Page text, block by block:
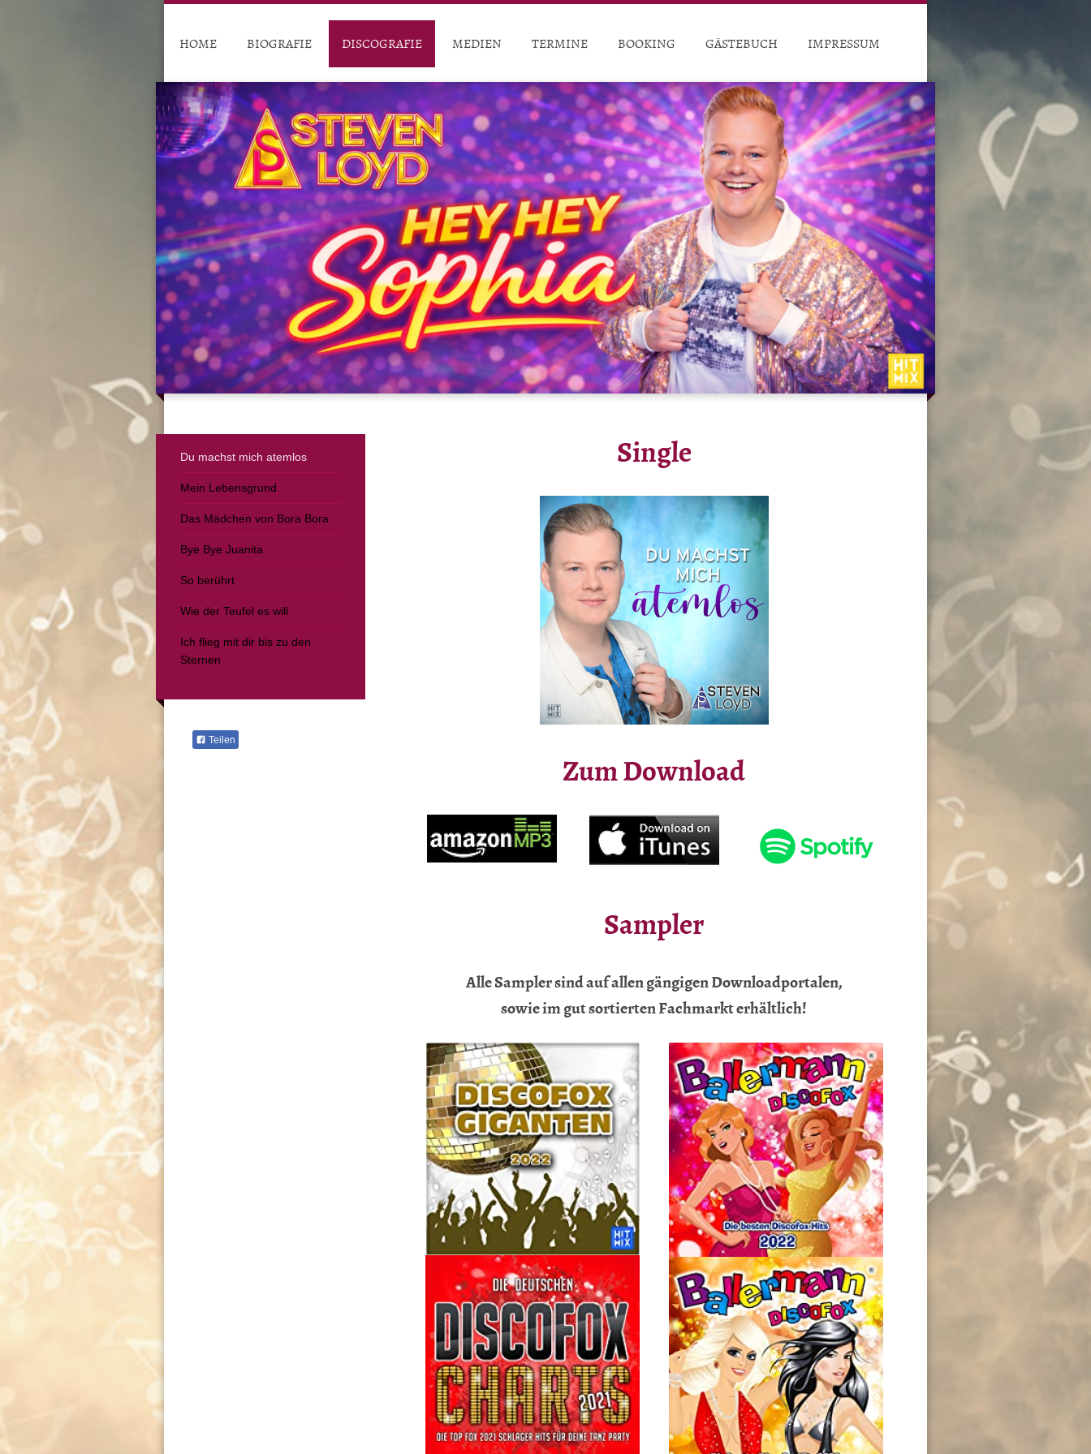
HOME BIOGRAFIE DISCOGRAFIE MEDIEN TERMINE BOOKING GÄSTEBUCH IMPRESSUM
Single
Zum Download
Sampler
Alle Sampler sind auf allen gängigen Downloadportalen,
sowie im gut sortierten Fachmarkt erhältlich!
Du machst mich atemlos
Mein Lebensgrund
Das Mädchen von Bora Bora
Bye Bye Juanita
So berührt
Wie der Teufel es will
Ich flieg mit dir bis zu den
Sternen
Teilen